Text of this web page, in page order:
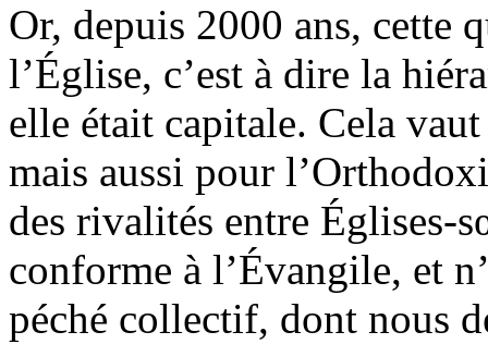
Or, depuis 2000 ans, cette
l’Église, c’est à dire la
elle était capitale. Cela
mais aussi pour
des rivalités entre Églises-
conforme à l’Évangile, et
péché collectif, dont nous